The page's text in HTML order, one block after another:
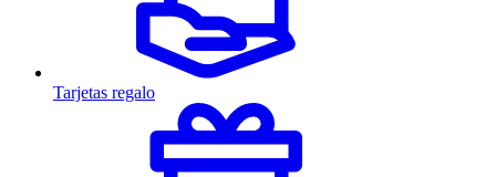
Tarjetas regalo